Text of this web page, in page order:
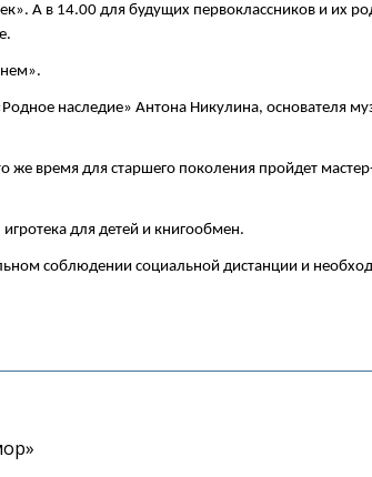
А в 14.00 для будущих первоклассников и их
наследие» Антона Никулина, основателя
же время для старшего поколения пройдет
для детей и книгообмен.
соблюдении социальной дистанции и